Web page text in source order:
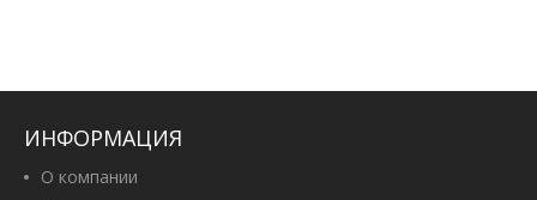
ИНФОРМАЦИЯ
О компании